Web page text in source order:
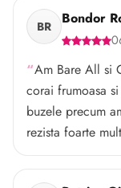
BR Bondor
Am Bare All si
corai frumoasa
buzele precum
rezista foarte